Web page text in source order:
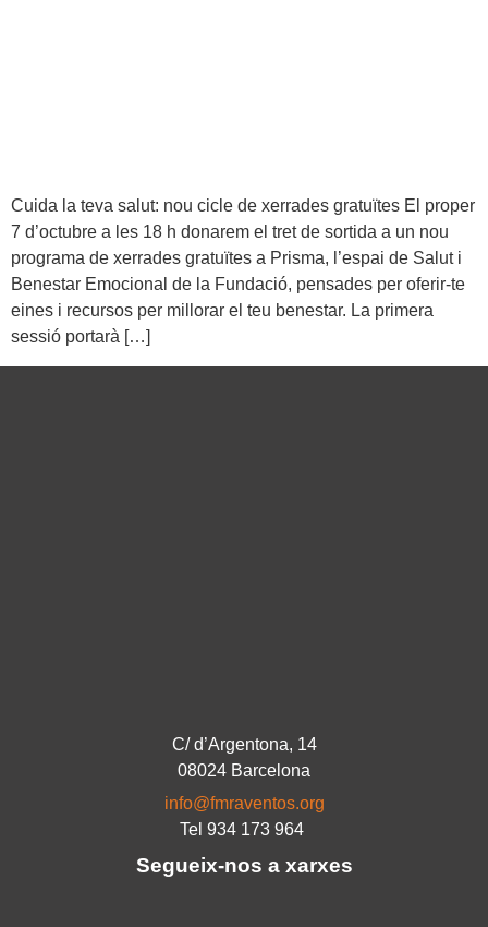
Cuida la teva salut: nou cicle de xerrades gratuïtes El proper
7 d’octubre a les 18 h donarem el tret de sortida a un nou
programa de xerrades gratuïtes a Prisma, l’espai de Salut i
Benestar Emocional de la Fundació, pensades per oferir-te
eines i recursos per millorar el teu benestar. La primera
sessió portarà […]
C/ d’Argentona, 14
08024 Barcelona
info@fmraventos.org
Tel 934 173 964
Segueix-nos a xarxes